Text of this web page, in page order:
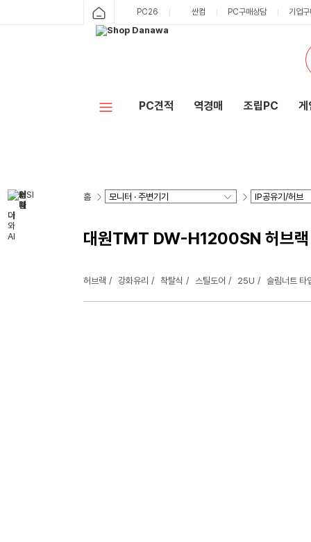
PC26 싼컴 PC구매상담 기업
PC견적 역경매 조립PC 게
홈
대원TMT DW-H1200SN 허브랙
허브랙 강화유리 착탈식 스틸도어 25U 슬림너트 타